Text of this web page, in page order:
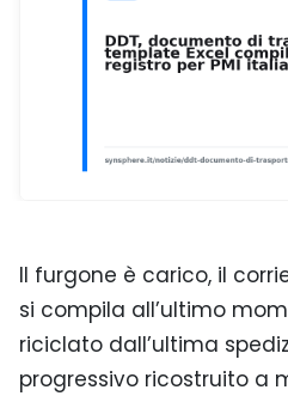
Il furgone è carico, il
si compila all’ultimo
riciclato dall’ultima
progressivo ricostruito a